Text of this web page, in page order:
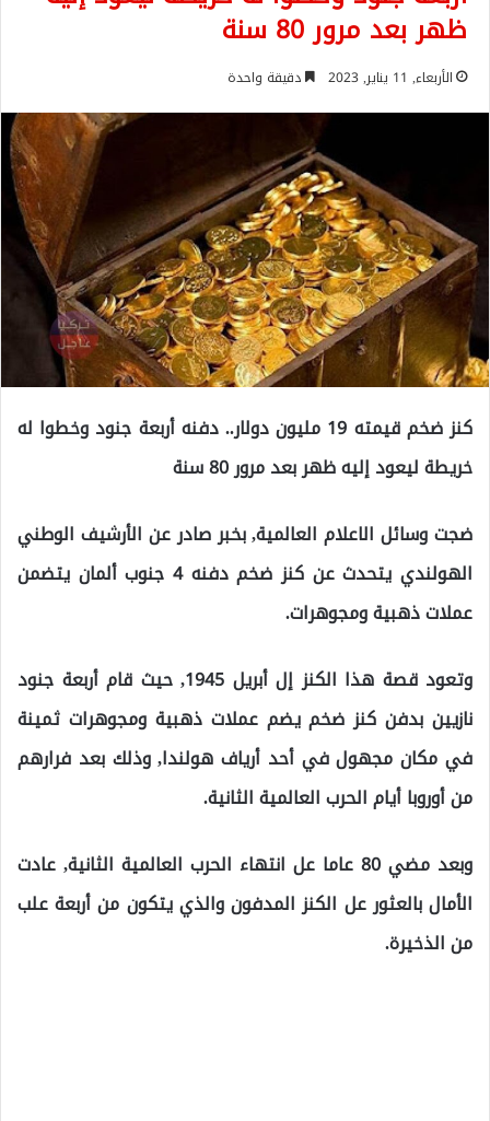
ظهر بعد مرور 80 سنة
الأربعاء, 11 يناير, 2023 دقيقة واحدة
كنز ضخم قيمته 19 مليون دولار.. دفنه أربعة جنود وخطوا له
خريطة ليعود إليه ظهر بعد مرور 80 سنة
ضجت وسائل الاعلام العالمية, بخبر صادر عن الأرشيف الوطني
الهولندي يتحدث عن كنز ضخم دفنه 4 جنوب ألمان يتضمن
عملات ذهبية ومجوهرات.
وتعود قصة هذا الكنز إل أبريل 1945, حيث قام أربعة جنود
نازيين بدفن كنز ضخم يضم عملات ذهبية ومجوهرات ثمينة
في مكان مجهول في أحد أرياف هولندا, وذلك بعد فرارهم
من أوروبا أيام الحرب العالمية الثانية.
وبعد مضي 80 عاما عل انتهاء الحرب العالمية الثانية, عادت
الأمال بالعثور عل الكنز المدفون والذي يتكون من أربعة علب
من الذخيرة.